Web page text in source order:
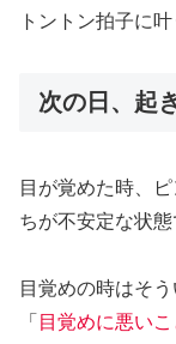
トントン拍子に
次の日、起
目が覚めた時、
ちが不安定な状態
目覚めの時はそ
「 目覚めに悪い